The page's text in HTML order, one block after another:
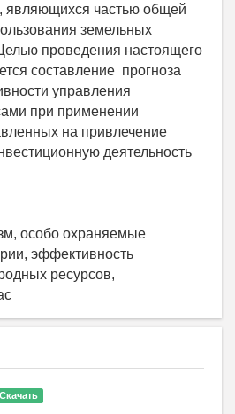
являющихся частью общей
земельных
проведения настоящего
составление прогноза
управления
при применении
на привлечение
деятельность
особо охраняемые
эффективность
ресурсов,
Скачать